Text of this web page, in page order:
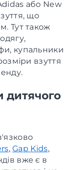
або New
що
Тут також
купальники
взуття
дитячого
,Gap Kids,
вже є в